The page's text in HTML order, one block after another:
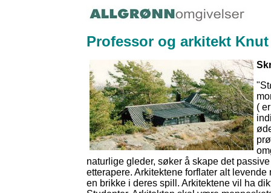
Professor og arkitekt
(
naturlige gleder, søker å skape det
etterapere. Arkitektene forflater alt
en brikke i deres spill. Arkitektene vil ha